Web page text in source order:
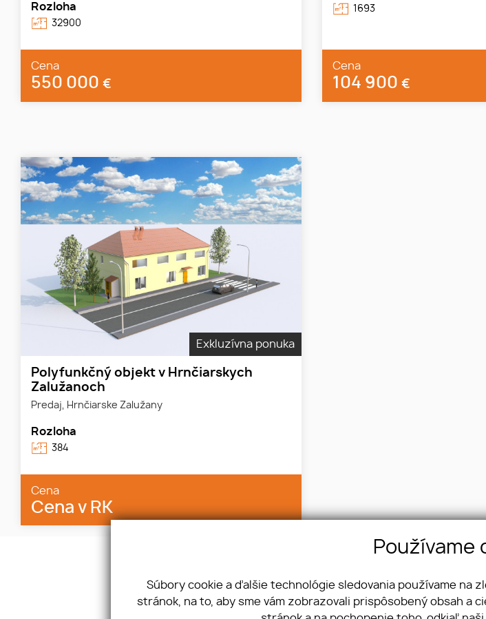
Rozloha
32900
Cena
550 000 €
1693
Cena
104 900 €
Exkluzívna ponuka
Polyfunkčný objekt v Hrnčiarskych
Zalužanoch
Predaj, Hrnčiarske Zalužany
Rozloha
384
Cena
Cena v RK
Adresa
Hatvániho 2A, Rimavská Sobota 97901 +421 903 966
Používame
Súbory cookie a ďalšie technológie sledovania používame na
stránok, na to, aby sme vám zobrazovali prispôsobený obsah a